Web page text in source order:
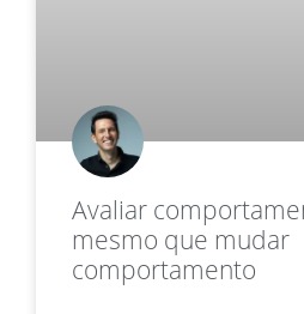
Avaliar
mesmo que mudar
comportamento